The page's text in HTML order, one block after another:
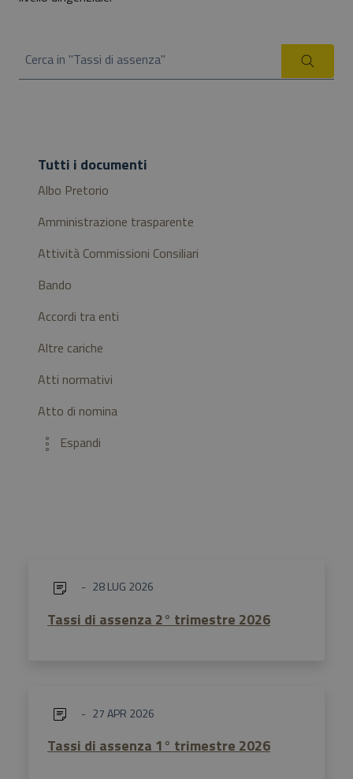
Cerca in "Tassi di assenza"
Cerca
Tutti i documenti
Albo Pretorio
Amministrazione trasparente
Attività Commissioni Consiliari
Bando
Accordi tra enti
Altre cariche
Atti normativi
Atto di nomina
28 LUG 2026
Tassi di assenza 2° trimestre 2026
27 APR 2026
Tassi di assenza 1° trimestre 2026